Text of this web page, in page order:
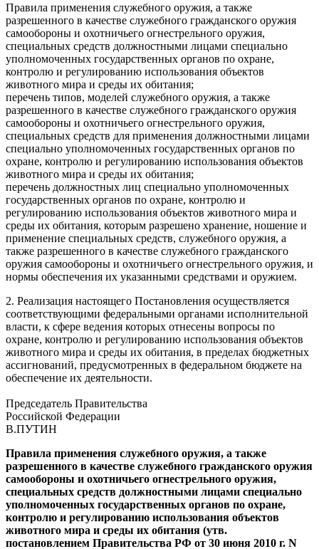
Правила применения служебного оружия, а также
разрешенного в качестве служебного гражданского оружия
самообороны и охотничьего огнестрельного оружия,
специальных средств должностными лицами специально
уполномоченных государственных органов по охране,
контролю и регулированию использования объектов
животного мира и среды их обитания;
перечень типов, моделей служебного оружия, а также
разрешенного в качестве служебного гражданского оружия
самообороны и охотничьего огнестрельного оружия,
специальных средств для применения должностными лицами
специально уполномоченных государственных органов по
охране, контролю и регулированию использования объектов
животного мира и среды их обитания;
перечень должностных лиц специально уполномоченных
государственных органов по охране, контролю и
регулированию использования объектов животного мира и
среды их обитания, которым разрешено хранение, ношение и
применение специальных средств, служебного оружия, а
также разрешенного в качестве служебного гражданского
оружия самообороны и охотничьего огнестрельного оружия, и
нормы обеспечения их указанными средствами и оружием.
2. Реализация настоящего Постановления осуществляется
соответствующими федеральными органами исполнительной
власти, к сфере ведения которых отнесены вопросы по
охране, контролю и регулированию использования объектов
животного мира и среды их обитания, в пределах бюджетных
ассигнований, предусмотренных в федеральном бюджете на
обеспечение их деятельности.
Председатель Правительства
Российской Федерации
В.ПУТИН
Правила применения служебного оружия, а также
разрешенного в качестве служебного гражданского оружия
самообороны и охотничьего огнестрельного оружия,
специальных средств должностными лицами специально
уполномоченных государственных органов по охране,
контролю и регулированию использования объектов
животного мира и среды их обитания (утв.
постановлением Правительства РФ от 30 июня 2010 г. N